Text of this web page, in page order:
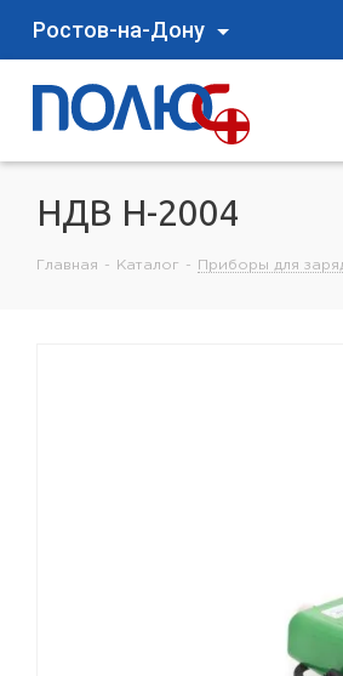
Ростов-на-Дону
НДВ Н-2004
Главная - Каталог - Приборы для